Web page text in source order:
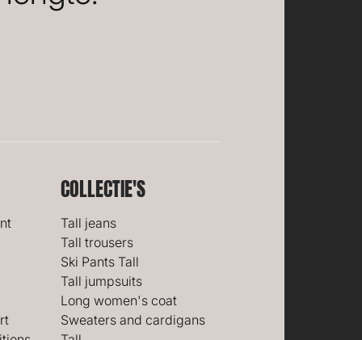
COLLECTIE'S
Tall jeans
Tall trousers
Ski Pants Tall
Tall jumpsuits
Long women's coat
Sweaters and cardigans